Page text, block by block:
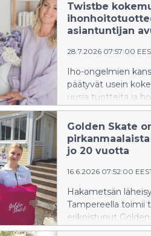
Twistbe
asiantuntijan
28.7.2026 07:57:00
Iho-ongelmien
päätyvät usein
uusia tuotteita ja
ratkaisun. Samalla
muuttua turhan
sisältää tuotteita,
sovi omalle iholle.
asiakaspalautteissa
havainto: ihon
nopeasti, kun
yksinkertaistettiin
valittiin vain omalle
Golden Skate
jo 20 vuotta
16.6.2026 07:52:00
Hakametsän
Tampereella toimii
erikoistunut
asiakkaat saapuvat